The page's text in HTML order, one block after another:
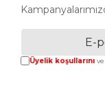
Üyelik koşullarınıve